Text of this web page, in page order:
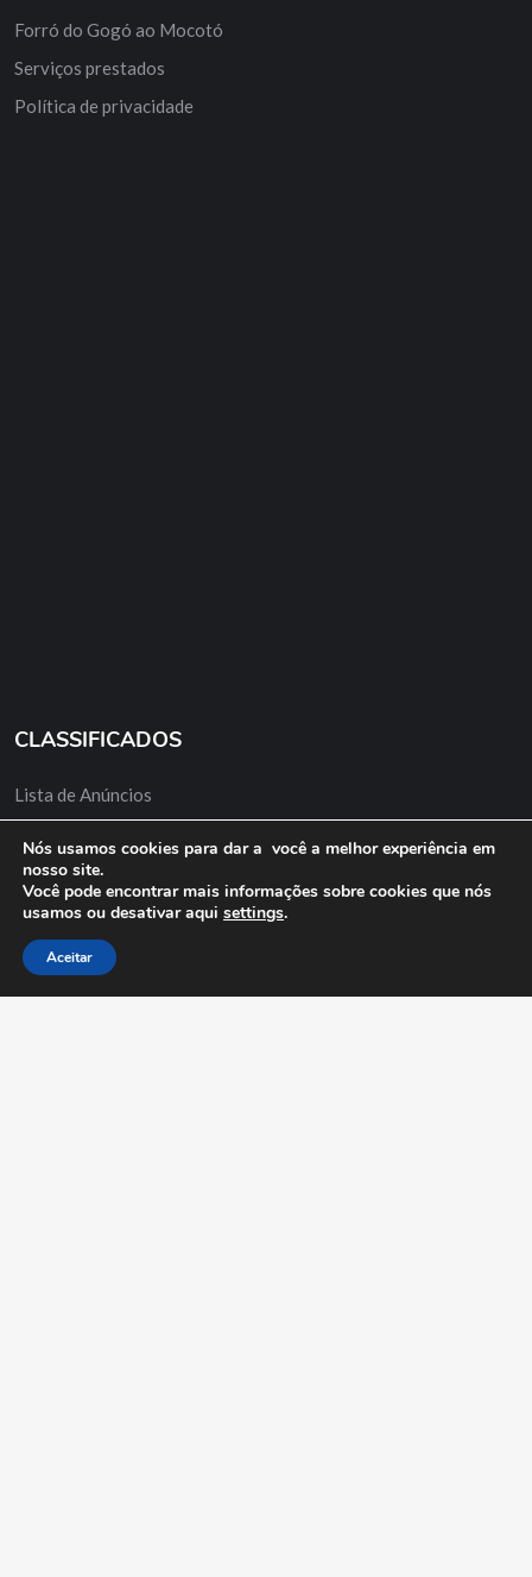
Forró do Gogó ao Mocotó
Serviços prestados
Política de privacidade
CLASSIFICADOS
Lista de Anúncios
Anuncie Grátis
Nós usamos cookies para dar a você a melhor experiência em
nosso site.
Você pode encontrar mais informações sobre cookies que nós
usamos ou desativar aqui settings.
Aceitar